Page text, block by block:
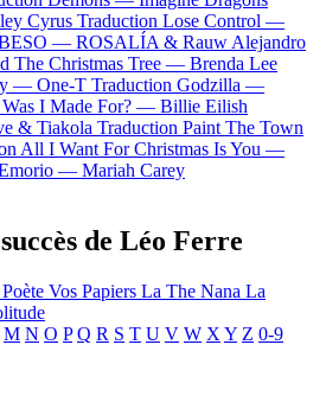
Cyrus Traduction Lose Control —
— ROSALÍA & Rauw Alejandro
The Christmas Tree — Brenda Lee
— One-T Traduction Godzilla —
I Made For? — Billie Eilish
& Tiakola Traduction Paint The Town
All I Want For Christmas Is You —
— Mariah Carey
de Léo Ferre
Poète Vos Papiers La The Nana La
M N O P Q R S T U V W X Y Z 0-9